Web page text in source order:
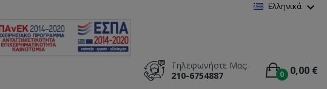
Ελληνικά expand_more
0 0,00 €
Τηλεφωνήστε Μας:
210-6754887